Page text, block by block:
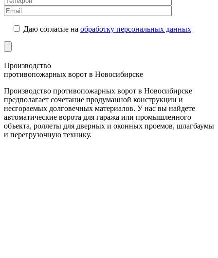
Даю согласие на обработку персональных данных
Производство
противопожарных ворот в Новосибирске
Производство противопожарных ворот в Новосибирске
предполагает сочетание продуманной конструкции и
несгораемых долговечных материалов. У нас вы найдете
автоматические ворота для гаража или промышленного
объекта, роллеты для дверных и оконных проемов, шлагбаумы
и перегрузочную технику.